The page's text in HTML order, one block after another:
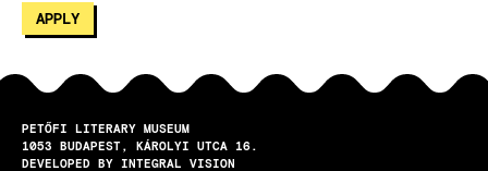
PETŐFI LITERARY MUSEUM
1053
BUDAPEST
KÁROLYI UTCA 16.
DEVELOPED BY INTEGRAL VISION